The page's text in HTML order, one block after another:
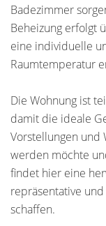
Badezimmer
Beheizung erfolgt
eine individuelle
Raumtemperatur
Die Wohnung ist
damit die ideale
Vorstellungen und
werden möchte
findet hier eine
repräsentative
schaffen.